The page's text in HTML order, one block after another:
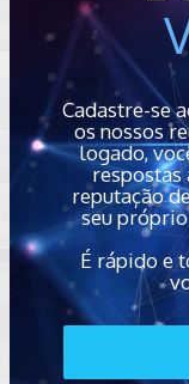
Cadastre-se
os nossos
logado,
respostas
reputação
seu
É rápido e